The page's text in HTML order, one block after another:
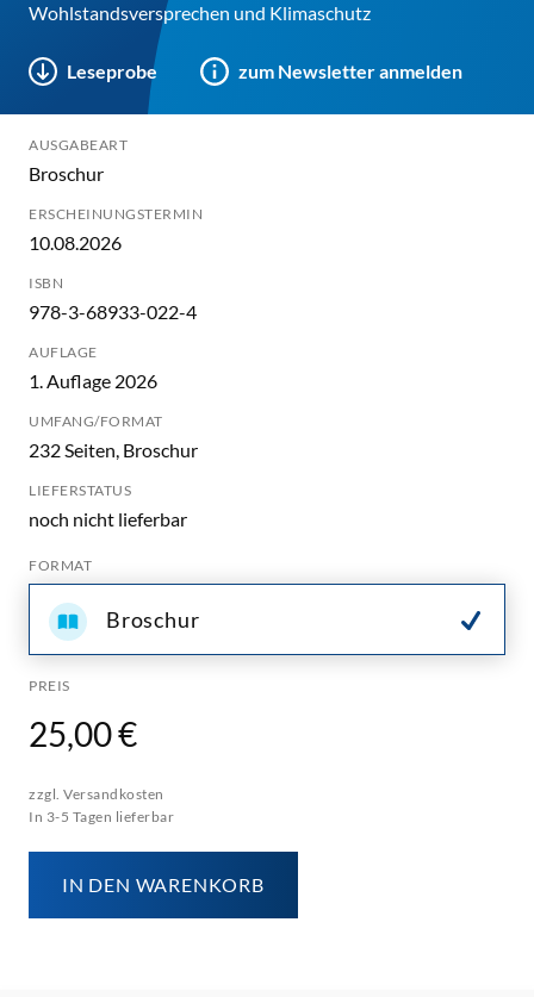
Wohlstandsversprechen und Klimaschutz
Leseprobe zum Newsletter anmelden
AUSGABEART
Broschur
ERSCHEINUNGSTERMIN
10.08.2026
ISBN
978-3-68933-022-4
AUFLAGE
1. Auflage 2026
UMFANG/FORMAT
232 Seiten, Broschur
LIEFERSTATUS
noch nicht lieferbar
FORMAT
Broschur
PREIS
25,00 €
zzgl. Versandkosten
In 3-5 Tagen lieferbar
IN DEN WARENKORB